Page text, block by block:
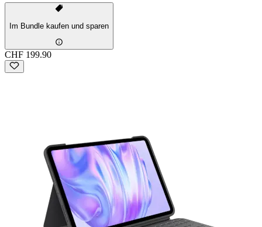
Im Bundle kaufen und sparen
CHF 199.90